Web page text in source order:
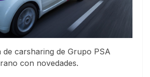
de carsharing de Grupo PSA
con novedades.